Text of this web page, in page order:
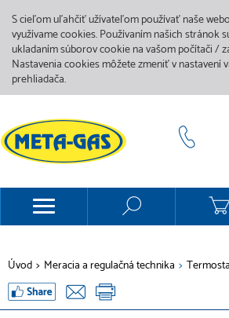
S cieľom uľahčiť užívateľom používať naše
využívame cookies. Používaním našich stránok
ukladaním súborov cookie na vašom počítači /
Nastavenia cookies môžete zmeniť v nastavení
prehliadača.
Úvod > Meracia a regulačná technika >